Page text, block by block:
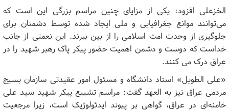
الخزعلی افزود: یکی از مزایای چنین مراسم‌ بزرگی این است که
می‌توانند موانع جغرافیایی و ملی ایجاد شده توسط دشمنان برای
جلوگیری از وحدت امت اسلامی‌ را از بین ببرند. این نعمتی از جانب
خداست که دوست و دشمن اهمیت حضور پیکر پاک رهبر شهید را در
عراق درک می کنند.
«علی الطویل» استاد دانشگاه و مسئول امور عقیدتی سازمان بسیج
مردمی عراق نیز به العهد گفت: مراسم تشییع پیکر شهید سید علی
خامنه‌ای در عراق، گواهی بر پیوند ایدئولوژیک است، زیرا مرجعیت